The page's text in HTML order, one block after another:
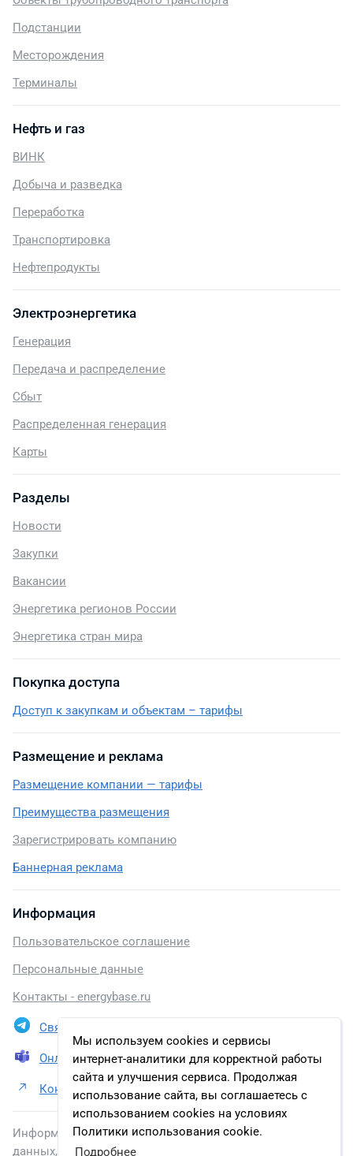
Мы используем cookies и сервисы
интернет-аналитики для корректной работы
сайта и улучшения сервиса. Продолжая
использование сайта, вы соглашаетесь с
использованием cookies на условиях
Политики использования cookie.
Подробнее
Подстанции
Месторождения
Терминалы
Нефть и газ
ВИНК
Добыча и разведка
Переработка
Транспортировка
Нефтепродукты
Электроэнергетика
Генерация
Передача и распределение
Сбыт
Распределенная генерация
Карты
Разделы
Новости
Закупки
Вакансии
Энергетика регионов России
Энергетика стран мира
Покупка доступа
Доступ к закупкам и объектам – тарифы
Размещение и реклама
Размещение компании — тарифы
Преимущества размещения
Зарегистрировать компанию
Баннерная реклама
Информация
Пользовательское соглашение
Персональные данные
Контакты - energybase.ru
Связаться в Telegram
Онлайн презентация
Контакты ООО «Газпром переработка»
Информация, размещенная на сайте, включена в базу
данных, зарегистрированную в Федеральной службе по